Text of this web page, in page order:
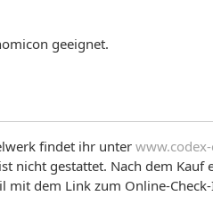
geeignet.
findet ihr unter
gestattet. Nach dem
dem Link zum Online-